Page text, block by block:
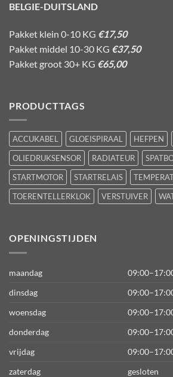
BELGIE-DUITSLAND
Pakket klein 0-10 KG €17,50
Pakket middel 10-30 KG €37,50
Pakket groot 30+ KG €65,00
PRODUCTTAGS
ACCUKABEL GLOEISPIRAAL HEFPEN
OLIEDRUKSENSOR
RADIATEUR
STARTMOTOR
STARTRELAIS
TOERENTELLERKLOK
VERSTUIVER
OPENINGSTIJDEN
maandag
dinsdag
woensdag
donderdag
vrijdag
zaterdag
gesloten